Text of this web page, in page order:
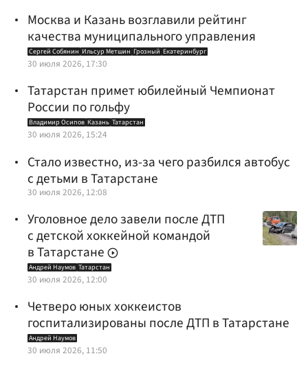
Москва и Казань возглавили рейтинг
качества муниципального управления
Сергей Собянин Ильсур Метшин Грозный Екатеринбург
30 июля 2026, 17:30
Татарстан примет юбилейный Чемпионат
России по гольфу
Владимир Осипов Казань Татарстан
30 июля 2026, 15:24
Стало известно, из-за чего разбился автобус
с детьми в Татарстане
30 июля 2026, 12:08
Уголовное дело завели после ДТП
с детской хоккейной командой
в Татарстане
Андрей Наумов Татарстан
30 июля 2026, 12:00
Четверо юных хоккеистов
госпитализированы после ДТП в Татарстане
Андрей Наумов
30 июля 2026, 11:50